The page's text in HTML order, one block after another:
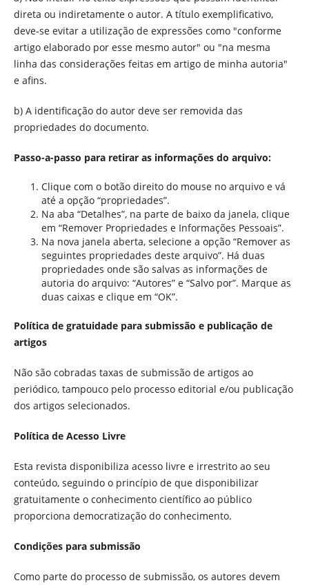
direta ou indiretamente o autor. A título exemplificativo,
deve-se evitar a utilização de expressões como "conforme
artigo elaborado por esse mesmo autor" ou "na mesma
linha das considerações feitas em artigo de minha autoria"
e afins.
b) A identificação do autor deve ser removida das
propriedades do documento.
Passo-a-passo para retirar as informações do arquivo:
Clique com o botão direito do mouse no arquivo e vá
até a opção “propriedades”.
Na aba “Detalhes”, na parte de baixo da janela, clique
em “Remover Propriedades e Informações Pessoais”.
Na nova janela aberta, selecione a opção “Remover as
seguintes propriedades deste arquivo”. Há duas
propriedades onde são salvas as informações de
autoria do arquivo: “Autores” e “Salvo por”. Marque as
duas caixas e clique em “OK”.
Política de gratuidade para submissão e publicação de
artigos
Não são cobradas taxas de submissão de artigos ao
periódico, tampouco pelo processo editorial e/ou publicação
dos artigos selecionados.
Política de Acesso Livre
Esta revista disponibiliza acesso livre e irrestrito ao seu
conteúdo, seguindo o princípio de que disponibilizar
gratuitamente o conhecimento científico ao público
proporciona democratização do conhecimento.
Condições para submissão
Como parte do processo de submissão, os autores devem